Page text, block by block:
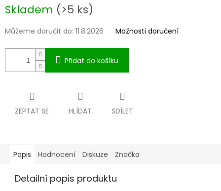
cena:
Skladem (>5 ks)
Můžeme doručit do: 11.8.2026 Možnosti doručení
Přidat do košíku
ZEPTAT SE HLÍDAT SDÍLET
Popis Hodnocení Diskuze Značka
Detailní popis produktu